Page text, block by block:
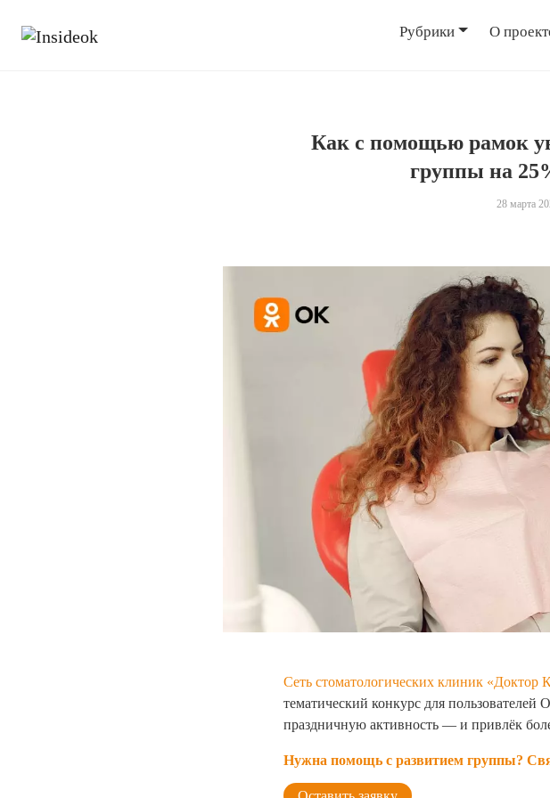
Рубрики О
Как с помощью рамок
группы на
28 марта
Сеть стоматологических клиник «Доктор
тематический конкурс для
праздничную активность — и привлёк
Нужна помощь с развитием группы?